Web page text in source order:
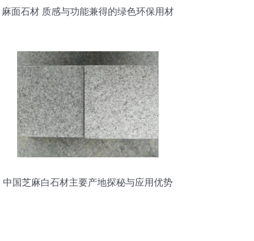
麻面石材 质感与功能兼得的绿色环保用材
中国芝麻白石材主要产地探秘与应用优势